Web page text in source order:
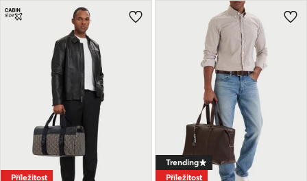
Příležitost
Trending
Příležitost